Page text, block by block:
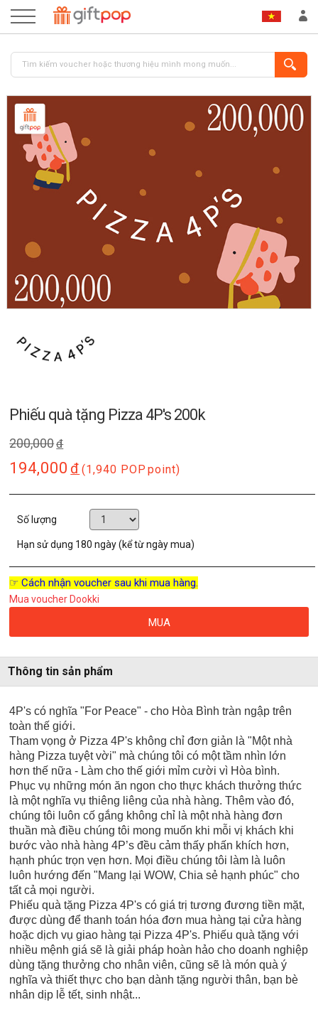
ĐĂNG NHẬP ĐĂNG KÝ
Phiếu quà tặng Pizza 4P's 200k
200,000đ
194,000 đ (1,940 POP point)
Số lượng
Hạn sử dụng 180 ngày (kể từ ngày mua)
☞ Cách nhận voucher sau khi mua hàng.
Mua voucher Dookki
MUA
Thông tin sản phẩm
4P's có nghĩa "For Peace" - cho Hòa Bình tràn ngập trên
toàn thế giới.
Tham vọng ở Pizza 4P's không chỉ đơn giản là "Một nhà
hàng Pizza tuyệt vời" mà chúng tôi có một tầm nhìn lớn
hơn thế nữa - Làm cho thế giới mỉm cười vì Hòa bình.
Phục vụ những món ăn ngon cho thực khách thưởng thức
là một nghĩa vụ thiêng liêng của nhà hàng. Thêm vào đó,
chúng tôi luôn cố gắng không chỉ là một nhà hàng đơn
thuần mà điều chúng tôi mong muốn khi mỗi vị khách khi
bước vào nhà hàng 4P’s đều cảm thấy phấn khích hơn,
hạnh phúc trọn vẹn hơn. Mọi điều chúng tôi làm là luôn
luôn hướng đến "Mang lại WOW, Chia sẻ hạnh phúc" cho
tất cả mọi người.
Phiếu quà tặng Pizza 4P's có giá trị tương đương tiền mặt,
được dùng để thanh toán hóa đơn mua hàng tại cửa hàng
hoặc dịch vụ giao hàng tại Pizza 4P's. Phiếu quà tặng với
nhiều mệnh giá sẽ là giải pháp hoàn hảo cho doanh nghiệp
dùng tặng thưởng cho nhân viên, cũng sẽ là món quà ý
nghĩa và thiết thực cho bạn dành tặng người thân, bạn bè
nhân dịp lễ tết, sinh nhật...